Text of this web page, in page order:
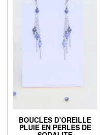
BOUCLES D’OREILLE
PLUIE EN PERLES DE